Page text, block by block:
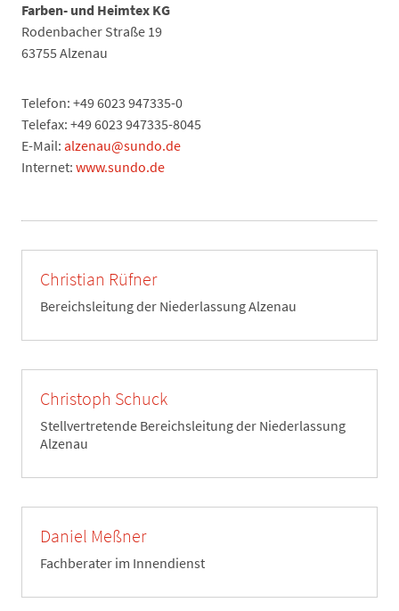
Farben- und Heimtex KG
Rodenbacher Straße 19
63755 Alzenau
Telefon: +49 6023 947335-0
Telefax: +49 6023 947335-8045
E-Mail: alzenau@sundo.de
Internet: www.sundo.de
Christian Rüfner
Bereichsleitung der Niederlassung Alzenau
Christoph Schuck
Stellvertretende Bereichsleitung der Niederlassung
Alzenau
Daniel Meßner
Fachberater im Innendienst